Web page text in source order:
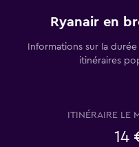
Ryanair en
Informations sur la
itinéraires
ITINÉRAIRE LE
14